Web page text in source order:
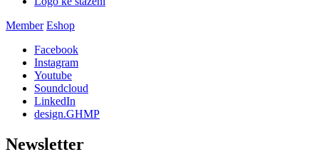
Member Eshop
Facebook
Instagram
Youtube
Soundcloud
LinkedIn
design.GHMP
Newsletter